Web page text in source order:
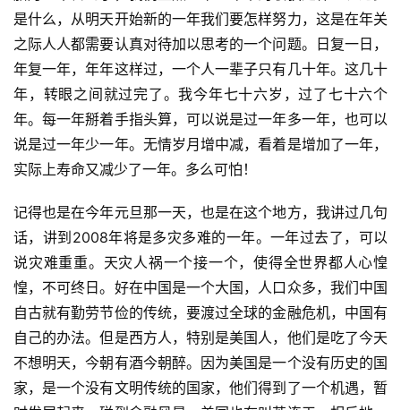
是什么，从明天开始新的一年我们要怎样努力，这是在年关
之际人人都需要认真对待加以思考的一个问题。日复一日，
年复一年，年年这样过，一个人一辈子只有几十年。这几十
年，转眼之间就过完了。我今年七十六岁，过了七十六个
年。每一年掰着手指头算，可以说是过一年多一年，也可以
说是过一年少一年。无情岁月增中减，看着是增加了一年，
实际上寿命又减少了一年。多么可怕！
记得也是在今年元旦那一天，也是在这个地方，我讲过几句
话，讲到2008年将是多灾多难的一年。一年过去了，可以
说灾难重重。天灾人祸一个接一个，使得全世界都人心惶
惶，不可终日。好在中国是一个大国，人口众多，我们中国
自古就有勤劳节俭的传统，要渡过全球的金融危机，中国有
自己的办法。但是西方人，特别是美国人，他们是吃了今天
不想明天，今朝有酒今朝醉。因为美国是一个没有历史的国
家，是一个没有文明传统的国家，他们得到了一个机遇，暂